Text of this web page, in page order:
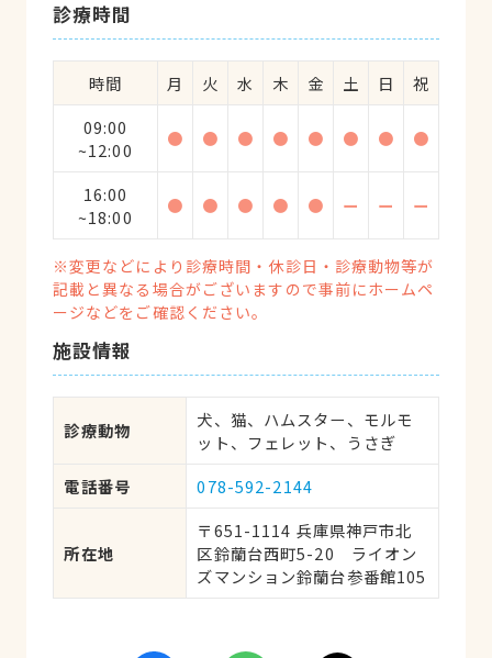
診療時間
時間 月 火 水 木 金 土 日
祝
09:00
~12:00
● ● ● ● ● ● ● ●
16:00
~18:00
● ● ● ● ● ー ー ー
※変更などにより診療時間・休診日・診療動物等が
記載と異なる場合がございますので事前にホームペ
ージなどをご確認ください。
施設情報
診療動物
犬、猫、ハムスター、モルモ
ット、フェレット、うさぎ
電話番号
078-592-2144
所在地
〒651-1114 兵庫県神戸市北
区鈴蘭台西町5-20　ライオン
ズマンション鈴蘭台参番館105